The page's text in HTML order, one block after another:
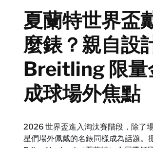
夏蘭特世界盃
麼錶？親自設
Breitling 限量
成球場外焦點
2026 世界盃進入淘汰賽階段，除了
星們場外佩戴的名錶同樣成為話題。